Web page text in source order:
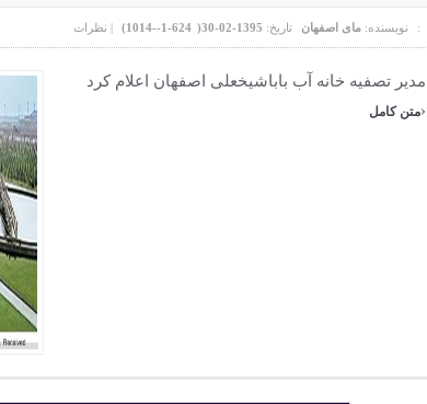
نویسنده: مای اصفهان تاریخ: 1395-02-30(
624-1--1014
)
| نظرات :
مدیر تصفیه خانه آب باباشیخعلی اصفهان اعلام کرد
متن کامل›